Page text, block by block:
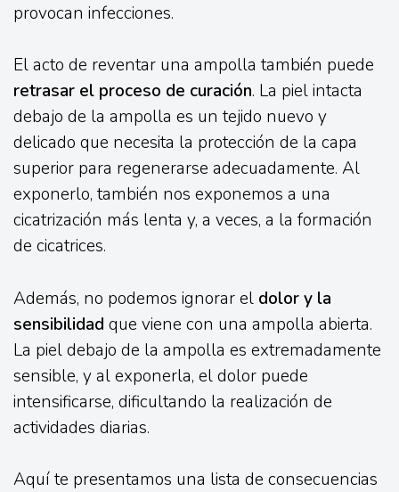
provocan infecciones.
El acto de reventar una ampolla también puede
retrasar el proceso de curación. La piel intacta
debajo de la ampolla es un tejido nuevo y
delicado que necesita la protección de la capa
superior para regenerarse adecuadamente. Al
exponerlo, también nos exponemos a una
cicatrización más lenta y, a veces, a la formación
de cicatrices.
Además, no podemos ignorar el dolor y la
sensibilidad que viene con una ampolla abierta.
La piel debajo de la ampolla es extremadamente
sensible, y al exponerla, el dolor puede
intensificarse, dificultando la realización de
actividades diarias.
Aquí te presentamos una lista de consecuencias